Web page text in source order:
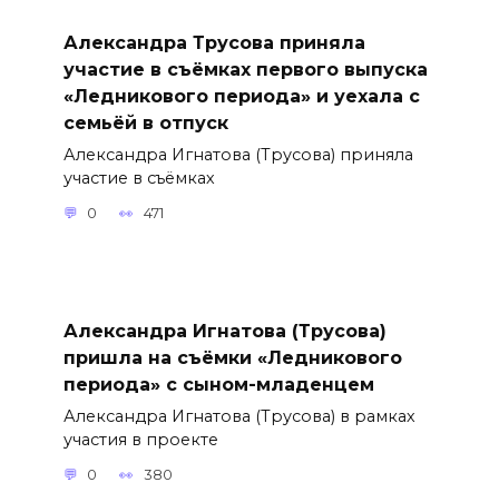
Александра Трусова приняла
участие в съёмках первого выпуска
«Ледникового периода» и уехала с
семьёй в отпуск
Александра Игнатова (Трусова) приняла
участие в съёмках
0 471
Александра Игнатова (Трусова)
пришла на съёмки «Ледникового
периода» с сыном-младенцем
Александра Игнатова (Трусова) в рамках
участия в проекте
0 380